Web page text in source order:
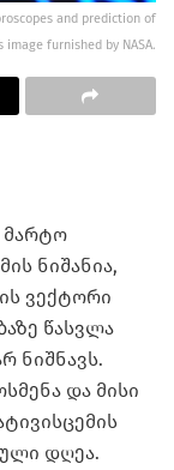
and prediction of
furnished by NASA.
მარტო
ნიშანია,
ვექტორი
წასვლა
ნიშნავს.
და მისი
დღეა.